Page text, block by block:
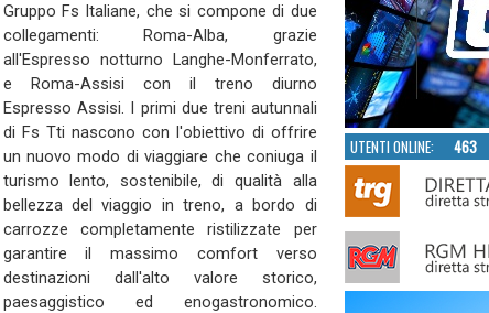
Gruppo Fs Italiane, che si compone di due
collegamenti: Roma-Alba, grazie
all'Espresso notturno Langhe-Monferrato,
e Roma-Assisi con il treno diurno
Espresso Assisi. I primi due treni autunnali
di Fs Tti nascono con l'obiettivo di offrire
un nuovo modo di viaggiare che coniuga il
turismo lento, sostenibile, di qualità alla
bellezza del viaggio in treno, a bordo di
carrozze completamente ristilizzate per
garantire il massimo comfort verso
destinazioni dall'alto valore storico,
paesaggistico ed enogastronomico.
UTENTI ONLINE: 463